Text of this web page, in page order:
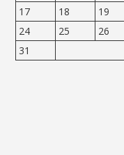
17
18 19
24
25 26
31